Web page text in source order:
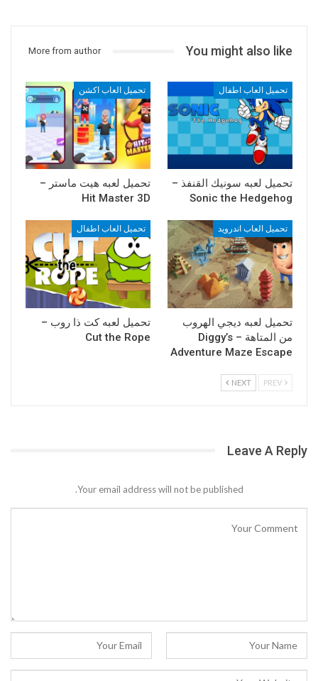
You might also like
More from author
تحميل العاب اطفال
تحميل لعبه سونيك القنفذ –
Sonic the Hedgehog
تحميل العاب اكشن
تحميل لعبه هيت ماستر –
Hit Master 3D
تحميل العاب اندرويد
تحميل لعبه ديجي الهروب
من المتاهة – Diggy’s
Adventure Maze Escape
تحميل العاب اطفال
تحميل لعبه كت ذا روب –
Cut the Rope
NEXT
Leave A Reply
Your email address will not be published.